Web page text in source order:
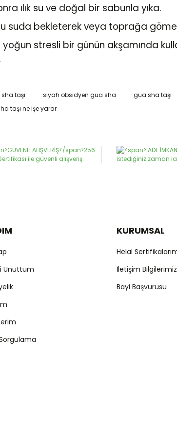
ılık su ve doğal bir sabunla yıka.
suda bekleterek veya toprağa
stresli bir günün akşamında
ve diğer konularda yetersiz gördüğünüz noktaları
Gönder
taşı siyah obsidyen gua sha gua sha taşı
taşı ne işe yarar
Unuttum
KURUMSAL
Helal
İletişim Bilgilerimiz
Bayi Başvurusu